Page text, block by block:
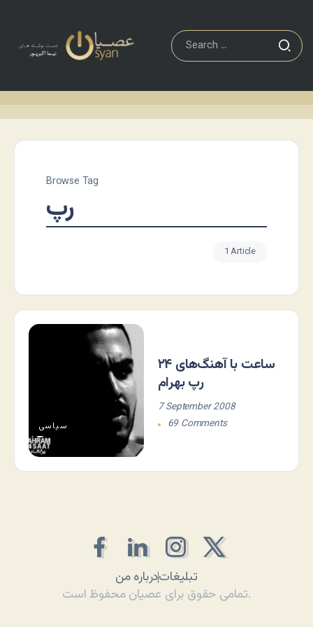
Browse Tag
رپ
1 Article
سياسی
۲۴ ساعت با آهنگ‌های
رپ بهرام
7 September 2008
69 Comments
درباره منتبلیغات
تمامی حقوق برای عصیان محفوظ است.